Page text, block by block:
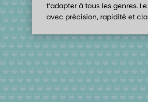
t’adapter à tous les genres.
avec précision, rapidité et